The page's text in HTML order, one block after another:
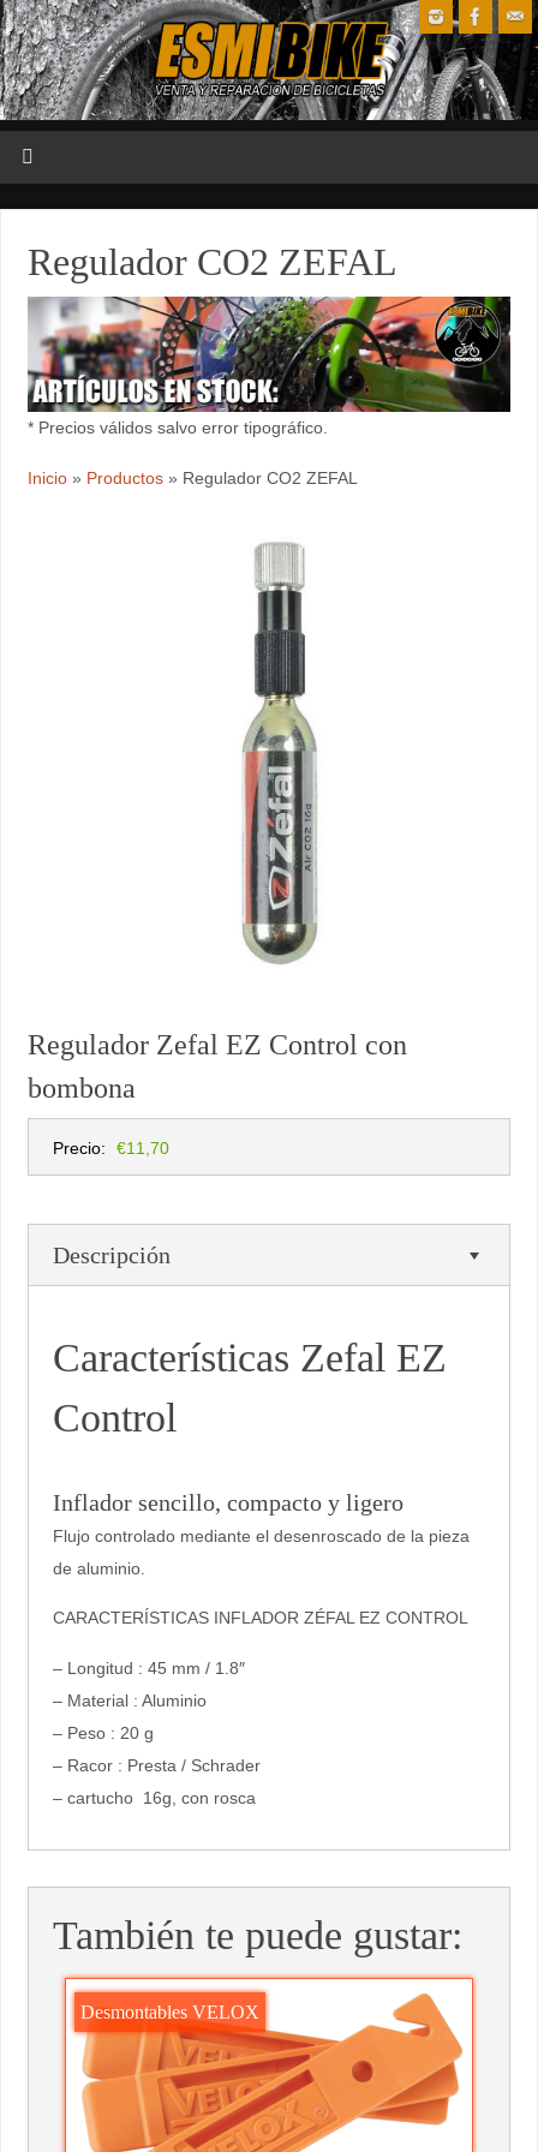
Regulador CO2 ZEFAL
* Precios válidos salvo error tipográfico.
Inicio» Productos» Regulador CO2 ZEFAL
Regulador Zefal EZ Control con
bombona
Precio: €11,70
Descripción
Características Zefal EZ
Control
Inflador sencillo, compacto y ligero
Flujo controlado mediante el desenroscado de la pieza
de aluminio.
CARACTERÍSTICAS INFLADOR ZÉFAL EZ CONTROL
– Longitud : 45 mm / 1.8″
– Material : Aluminio
– Peso : 20 g
– Racor : Presta / Schrader
– cartucho 16g, con rosca
También te puede gustar:
Desmontables VELOX